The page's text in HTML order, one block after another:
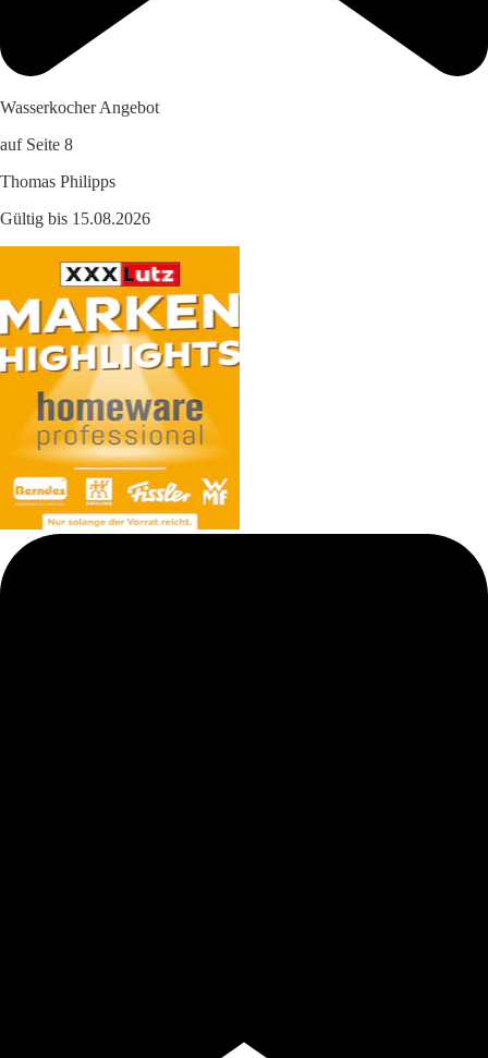
Wasserkocher Angebot
auf Seite 8
Thomas Philipps
Gültig bis 15.08.2026